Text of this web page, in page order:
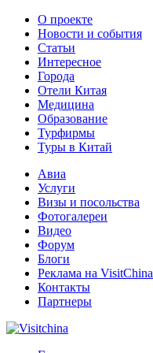
О проекте
Новости и события
Статьи
Интересное
Города
Отели Китая
Медицина
Образование
Турфирмы
Туры в Китай
Авиа
Услуги
Визы и посольства
Фотогалереи
Видео
Форум
Блоги
Реклама на VisitChina
Контакты
Партнеры